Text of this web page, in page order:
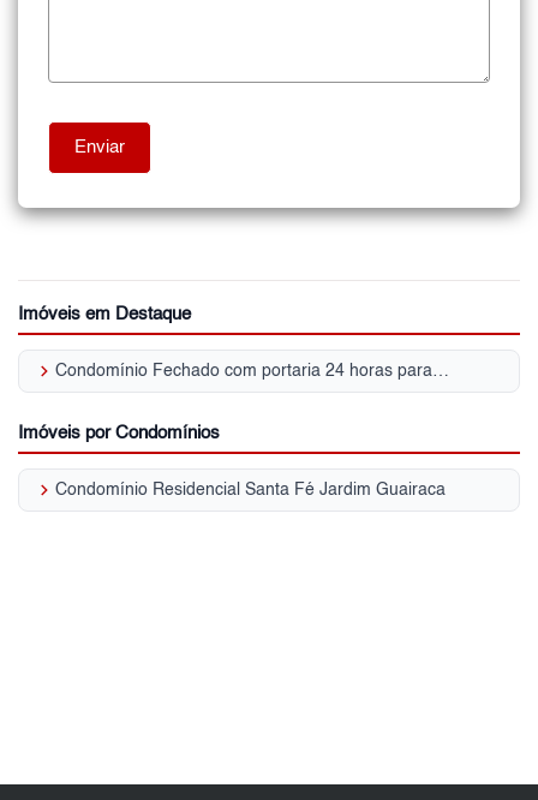
Imóveis em Destaque
keyboard_arrow_right Condomínio Fechado com portaria 24 horas para Venda | Jardim Guairaca
Imóveis por Condomínios
keyboard_arrow_right Condomínio Residencial Santa Fé Jardim Guairaca